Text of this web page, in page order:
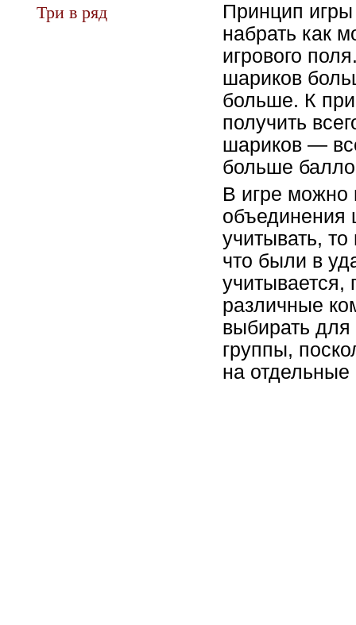
Три в ряд
Принцип
набрать как
игрового
шариков
больше. К
получить
шариков —
больше
В игре можно
объединения
учитывать,
что были в
учитывается,
различные
выбирать
группы,
на